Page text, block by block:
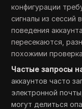
конфигурации
сигналы из сессий
поведения
пересекаются,
похожими
Частые запросы
аккаунтов часто
электронной почты,
могут делиться